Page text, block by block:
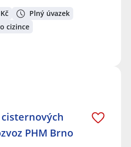
Plný úvazek
cizince
cisternových
PHM Brno